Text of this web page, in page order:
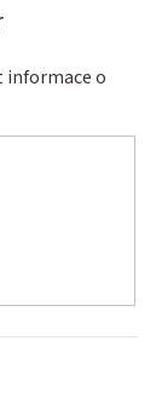
informace o